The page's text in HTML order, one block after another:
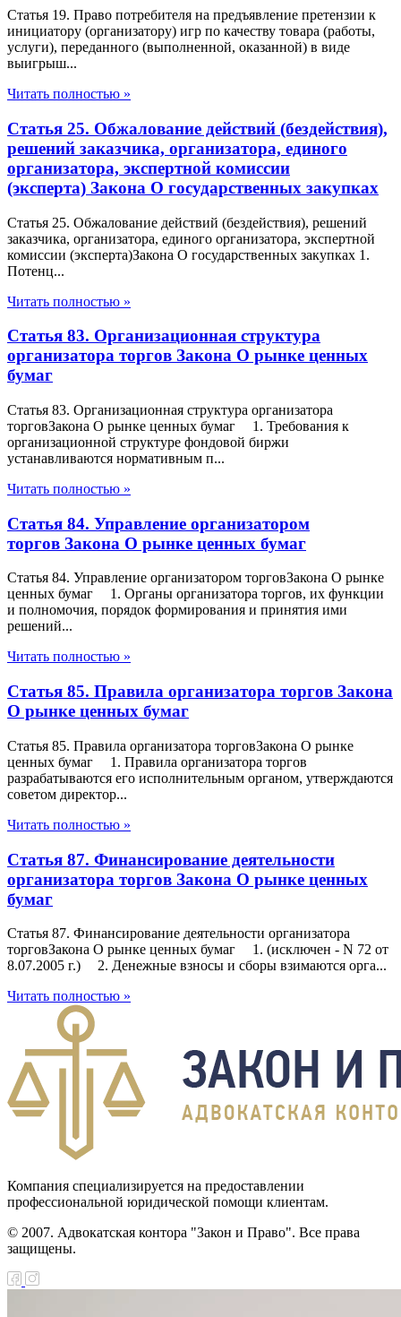
Статья 19. Право потребителя на предъявление претензии к
инициатору (организатору) игр по качеству товара (работы,
услуги), переданного (выполненной, оказанной) в виде
выигрыш...
Читать полностью »
Статья 25. Обжалование действий (бездействия),
решений заказчика, организатора, единого
организатора, экспертной комиссии
(эксперта) Закона О государственных закупках
Статья 25. Обжалование действий (бездействия), решений
заказчика, организатора, единого организатора, экспертной
комиссии (эксперта)Закона О государственных закупках 1.
Потенц...
Читать полностью »
Статья 83. Организационная структура
организатора торгов Закона О рынке ценных
бумаг
Статья 83. Организационная структура организатора
торговЗакона О рынке ценных бумаг 1. Требования к
организационной структуре фондовой биржи
устанавливаются нормативным п...
Читать полностью »
Статья 84. Управление организатором
торгов Закона О рынке ценных бумаг
Статья 84. Управление организатором торговЗакона О рынке
ценных бумаг 1. Органы организатора торгов, их функции
и полномочия, порядок формирования и принятия ими
решений...
Читать полностью »
Статья 85. Правила организатора торгов Закона
О рынке ценных бумаг
Статья 85. Правила организатора торговЗакона О рынке
ценных бумаг 1. Правила организатора торгов
разрабатываются его исполнительным органом, утверждаются
советом директор...
Читать полностью »
Статья 87. Финансирование деятельности
организатора торгов Закона О рынке ценных
бумаг
Статья 87. Финансирование деятельности организатора
торговЗакона О рынке ценных бумаг 1. (исключен - N 72 от
8.07.2005 г.) 2. Денежные взносы и сборы взимаются орга...
Читать полностью »
Компания специализируется на предоставлении
профессиональной юридической помощи клиентам.
© 2007. Адвокатская контора "Закон и Право". Все права
защищены.